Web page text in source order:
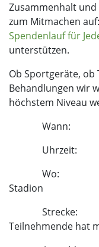
Zusammenhalt
zum Mitmachen
Spendenlauf für
unterstützen.
Ob Sportgeräte,
Behandlungen wir
höchstem Niveau
Wo:
Stadion
Teilnehmende hat